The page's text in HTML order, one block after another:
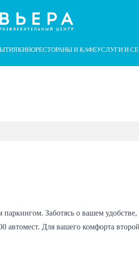
КИНОРЕСТОРАНЫ И КАФЕУСЛУГИ И
Заботясь о вашем
Для вашего комфорта